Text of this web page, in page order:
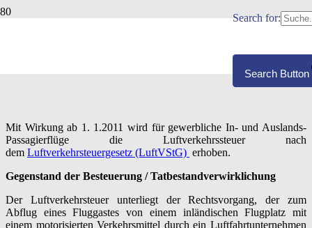
Search for:
Search Button
Mit Wirkung ab 1. 1.2011 wird für gewerbliche In- und Auslands-
Passagierflüge die Luftverkehrssteuer nach
dem Luftverkehrsteuergesetz (LuftVStG) erhoben.
Gegenstand der Besteuerung / Tatbestandverwirklichung
Der Luftverkehrsteuer unterliegt der Rechtsvorgang, der zum
Abflug eines Fluggastes von einem inländischen Flugplatz mit
einem motorisierten Verkehrsmittel durch ein Luftfahrtunternehmen